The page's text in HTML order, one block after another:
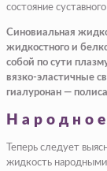
состояние
Синовиальная
жидкостного и
собой по сути
вязко-эластичные
гиалуронан —
Теперь следует
жидкость